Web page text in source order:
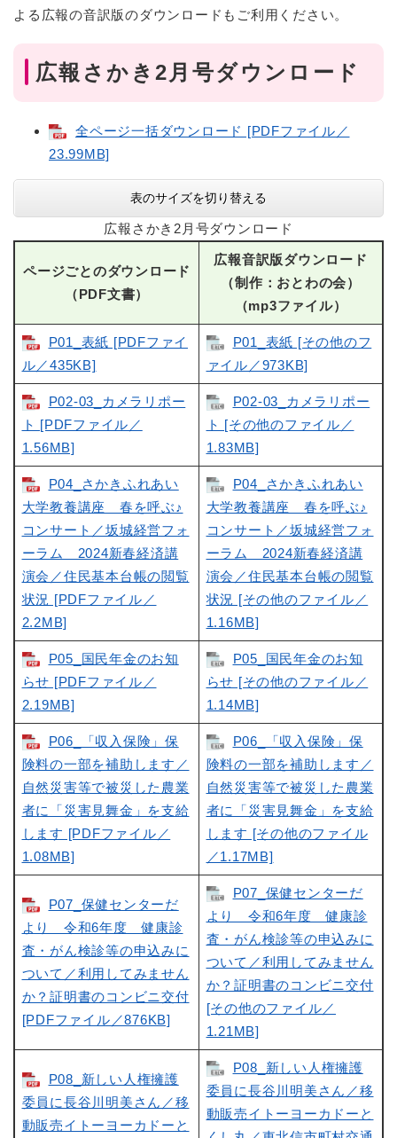
よる広報の音訳版のダウンロードもご利用ください。
広報さかき2月号ダウンロード
全ページ一括ダウンロード [PDFファイル／
23.99MB]
表のサイズを切り替える
広報さかき2月号ダウンロード
ページごとのダウンロード
（PDF文書）
広報音訳版ダウンロード
（制作：おとわの会）
（mp3ファイル）
P01_表紙 [PDFファイ
ル／435KB]
P01_表紙 [その他のフ
ァイル／973KB]
P02-03_カメラリポー
ト [PDFファイル／
1.56MB]
P02-03_カメラリポー
ト [その他のファイル／
1.83MB]
P04_さかきふれあい
大学教養講座 春を呼ぶ♪
コンサート／坂城経営フォ
ーラム 2024新春経済講
演会／住民基本台帳の閲覧
状況 [PDFファイル／
2.2MB]
P04_さかきふれあい
大学教養講座 春を呼ぶ♪
コンサート／坂城経営フォ
ーラム 2024新春経済講
演会／住民基本台帳の閲覧
状況 [その他のファイル／
1.16MB]
P05_国民年金のお知
らせ [PDFファイル／
2.19MB]
P05_国民年金のお知
らせ [その他のファイル／
1.14MB]
P06_「収入保険」保
険料の一部を補助します／
自然災害等で被災した農業
者に「災害見舞金」を支給
します [PDFファイル／
1.08MB]
P06_「収入保険」保
険料の一部を補助します／
自然災害等で被災した農業
者に「災害見舞金」を支給
します [その他のファイル
／1.17MB]
P07_保健センターだ
より 令和6年度 健康診
査・がん検診等の申込みに
ついて／利用してみません
か？証明書のコンビニ交付
[PDFファイル／876KB]
P07_保健センターだ
より 令和6年度 健康診
査・がん検診等の申込みに
ついて／利用してみません
か？証明書のコンビニ交付
[その他のファイル／
1.21MB]
P08_新しい人権擁護
委員に長谷川明美さん／移
動販売イトーヨーカドーと
P08_新しい人権擁護
委員に長谷川明美さん／移
動販売イトーヨーカドーと